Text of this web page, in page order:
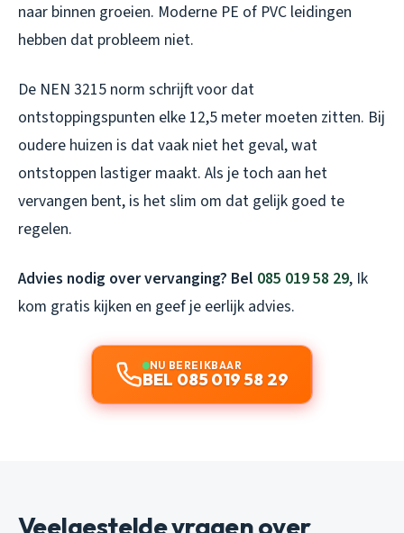
naar binnen groeien. Moderne PE of PVC leidingen
hebben dat probleem niet.
De NEN 3215 norm schrijft voor dat
ontstoppingspunten elke 12,5 meter moeten zitten. Bij
oudere huizen is dat vaak niet het geval, wat
ontstoppen lastiger maakt. Als je toch aan het
vervangen bent, is het slim om dat gelijk goed te
regelen.
Advies nodig over vervanging? Bel 085 019 58 29, Ik
kom gratis kijken en geef je eerlijk advies.
NU BEREIKBAAR
BEL 085 019 58 29
Veelgestelde vragen over